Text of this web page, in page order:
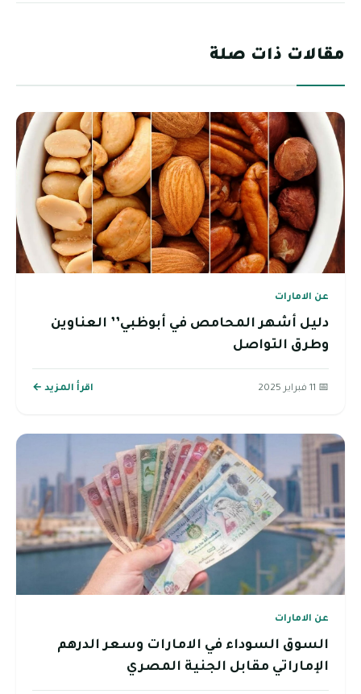
مقالات ذات صلة
عن الامارات
دليل أشهر المحامص في أبوظبي’’ العناوين
وطرق التواصل
📅 11 فبراير 2025 اقرأ المزيد ←
عن الامارات
السوق السوداء في الامارات وسعر الدرهم
الإماراتي مقابل الجنية المصري